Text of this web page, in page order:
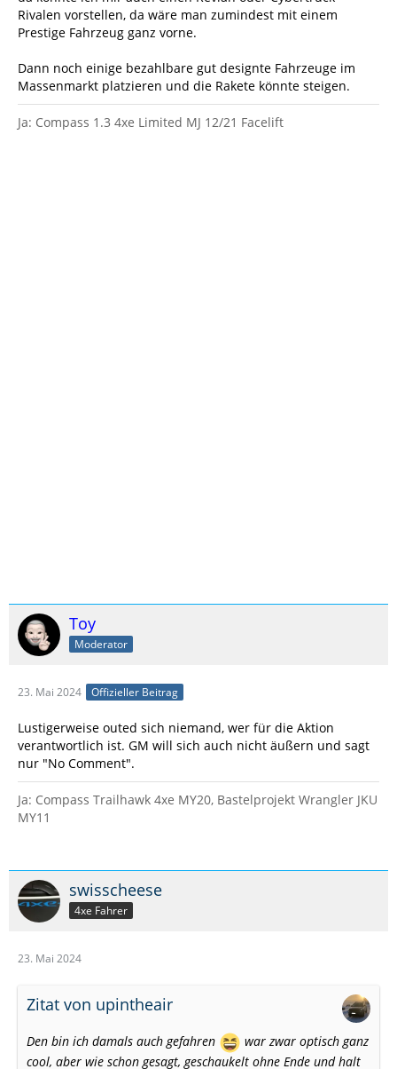
Rivalen vorstellen, da wäre man zumindest mit einem
Prestige Fahrzeug ganz vorne.
Dann noch einige bezahlbare gut designte Fahrzeuge im
Massenmarkt platzieren und die Rakete könnte steigen.
Ja: Compass 1.3 4xe Limited MJ 12/21 Facelift
Toy
Moderator
23. Mai 2024 Offizieller Beitrag
Lustigerweise outed sich niemand, wer für die Aktion
verantwortlich ist. GM will sich auch nicht äußern und sagt
nur "No Comment".
Ja: Compass Trailhawk 4xe MY20, Bastelprojekt Wrangler JKU
MY11
swisscheese
4xe Fahrer
23. Mai 2024
Zitat von upintheair
Den bin ich damals auch gefahren
war zwar optisch ganz
cool, aber wie schon gesagt, geschaukelt ohne Ende und halt